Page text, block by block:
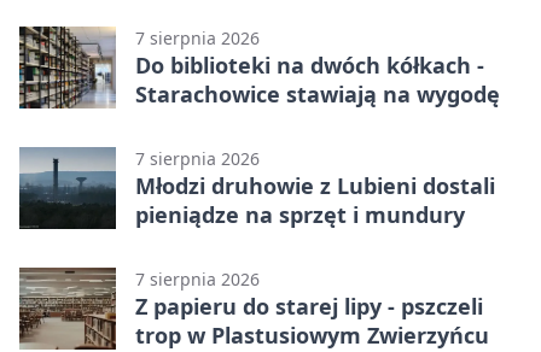
7 sierpnia 2026
Do biblioteki na dwóch kółkach -
Starachowice stawiają na wygodę
7 sierpnia 2026
Młodzi druhowie z Lubieni dostali
pieniądze na sprzęt i mundury
7 sierpnia 2026
Z papieru do starej lipy - pszczeli
trop w Plastusiowym Zwierzyńcu